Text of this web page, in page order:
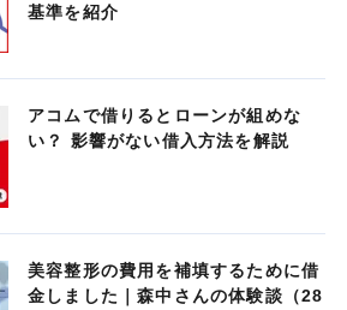
基準を紹介
アコムで借りるとローンが組めな
い？ 影響がない借入方法を解説
美容整形の費用を補填するために借
金しました｜森中さんの体験談（28